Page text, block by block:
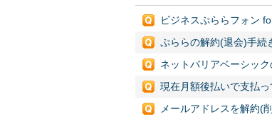
ビジネスぷららフォン
ぷららの解約(退会)手続
ネットバリアベーシック
現在月額後払いで支払
メールアドレスを解約(